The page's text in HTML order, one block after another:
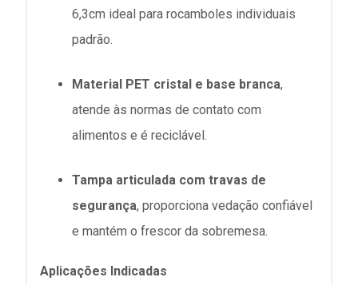
6,3cm ideal para rocamboles individuais
padrão.
Material PET cristal e base branca,
atende às normas de contato com
alimentos e é reciclável .
Tampa articulada com travas de
segurança, proporciona vedação confiável
e mantém o frescor da sobremesa.
Aplicações Indicadas